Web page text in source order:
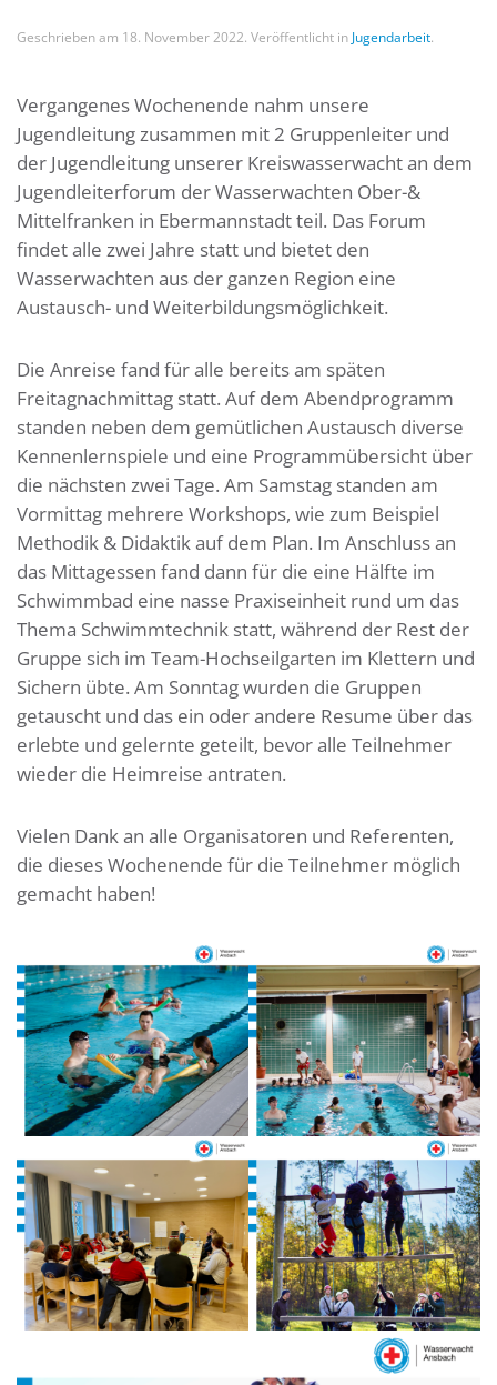
Geschrieben am 18. November 2022. Veröffentlicht in Jugendarbeit.
Vergangenes Wochenende nahm unsere
Jugendleitung zusammen mit 2 Gruppenleiter und
der Jugendleitung unserer Kreiswasserwacht an dem
Jugendleiterforum der Wasserwachten Ober-&
Mittelfranken in Ebermannstadt teil. Das Forum
findet alle zwei Jahre statt und bietet den
Wasserwachten aus der ganzen Region eine
Austausch- und Weiterbildungsmöglichkeit.
Die Anreise fand für alle bereits am späten
Freitagnachmittag statt. Auf dem Abendprogramm
standen neben dem gemütlichen Austausch diverse
Kennenlernspiele und eine Programmübersicht über
die nächsten zwei Tage. Am Samstag standen am
Vormittag mehrere Workshops, wie zum Beispiel
Methodik & Didaktik auf dem Plan. Im Anschluss an
das Mittagessen fand dann für die eine Hälfte im
Schwimmbad eine nasse Praxiseinheit rund um das
Thema Schwimmtechnik statt, während der Rest der
Gruppe sich im Team-Hochseilgarten im Klettern und
Sichern übte. Am Sonntag wurden die Gruppen
getauscht und das ein oder andere Resume über das
erlebte und gelernte geteilt, bevor alle Teilnehmer
wieder die Heimreise antraten.
Vielen Dank an alle Organisatoren und Referenten,
die dieses Wochenende für die Teilnehmer möglich
gemacht haben!